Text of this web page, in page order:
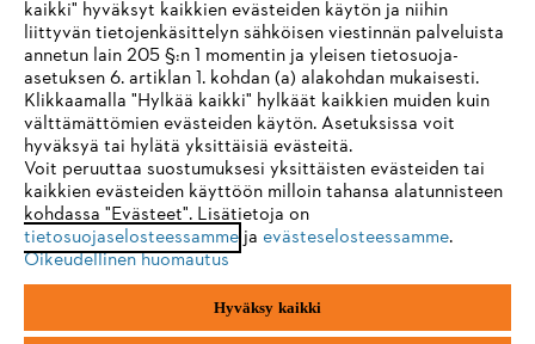
Palvelut
Yleiset ehdot Tietosuojakäytäntö Impressum
Evästeet Takuuehdot Oikeudelliset tiedot
Koivupuistontie 10 B
IHR BROWSER WIRD NICHT
UNTERSTÜTZT
Sie nutzen einen Browser, den wir noch nicht unterstützen. Für
eine optimale Nutzung unserer Seite empfehlen wir Ihnen, zu
einem der folgenden Browser zu wechseln:
Firefox Chrome
kaikki" hyväksyt kaikkien evästeiden käytön ja niihin
liittyvän tietojenkäsittelyn sähköisen viestinnän palveluista
annetun lain 205 §:n 1 momentin ja yleisen tietosuoja-
asetuksen 6. artiklan 1. kohdan (a) alakohdan mukaisesti.
Klikkaamalla "Hylkää kaikki" hylkäät kaikkien muiden kuin
välttämättömien evästeiden käytön. Asetuksissa voit
hyväksyä tai hylätä yksittäisiä evästeitä.
Voit peruuttaa suostumuksesi yksittäisten evästeiden tai
kaikkien evästeiden käyttöön milloin tahansa alatunnisteen
kohdassa "Evästeet". Lisätietoja on
tietosuojaselosteessammeja evästeselosteessamme.
Oikeudellinen huomautus
Hyväksy kaikki